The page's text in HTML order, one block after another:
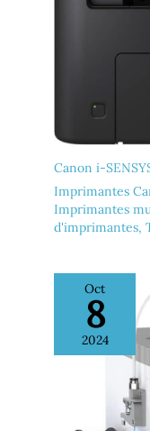
Canon i-
Imprimantes
Imprimantes
d'imprimantes,
Oct
8
2024